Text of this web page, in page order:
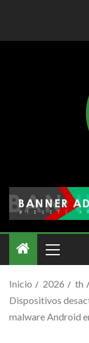
Inicio 2026 th
Dispositivos
malware Android